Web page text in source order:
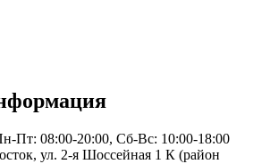
Пт: 08:00-20:00, Сб-Вс: 10:00-18:00
ул. 2-я Шоссейная 1 К (район